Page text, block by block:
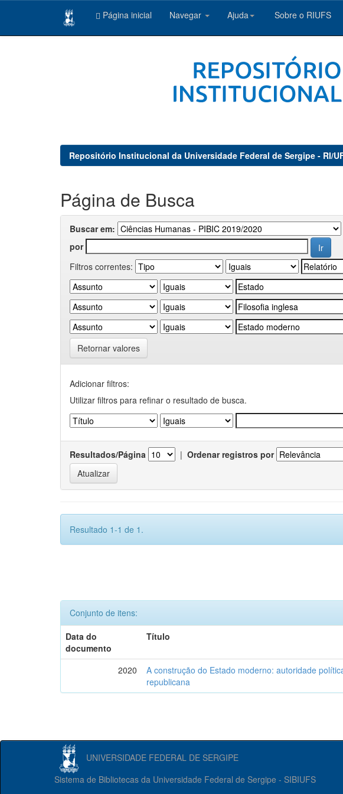
Página inicial Navegar Ajuda Sobre o RIUFS
Repositório Institucional da Universidade Federal de Sergipe - RI/
Página de Busca
Buscar em:
por
Filtros correntes:
Retornar valores
Adicionar filtros:
Utilizar filtros para refinar o resultado de busca.
Resultados/Página | Ordenar registros por
Resultado 1-1 de 1.
Conjunto de itens:
Data do
documento
Título
2020
A construção do Estado moderno: autoridade
republicana
UNIVERSIDADE FEDERAL DE SERGIPE
Sistema de Bibliotecas da Universidade Federal de Sergipe - SIBIUFS